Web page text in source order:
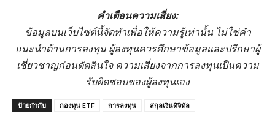
คำเตือนความเสี่ยง:
ข้อมูลบนเว็บไซต์นี้จัดทำเพื่อให้ความรู้เท่านั้น ไม่ใช่คำ
แนะนำด้านการลงทุน ผู้ลงทุนควรศึกษาข้อมูลและปรึกษาผู้
เชี่ยวชาญก่อนตัดสินใจ ความเสี่ยงจากการลงทุนเป็นความ
รับผิดชอบของผู้ลงทุนเอง
ป้ายกำกับ กองทุน ETF การลงทุน สกุลเงินดิจิทัล